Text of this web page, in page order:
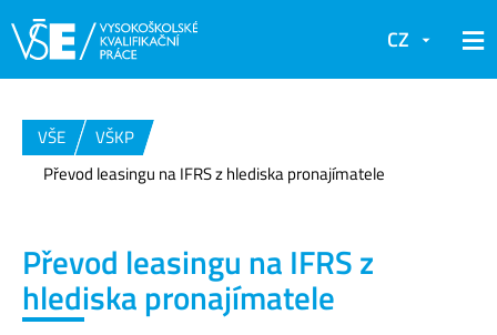
CZ
VŠE
VŠKP
Převod leasingu na IFRS z hlediska pronajímatele
Převod leasingu na IFRS z
hlediska pronajímatele